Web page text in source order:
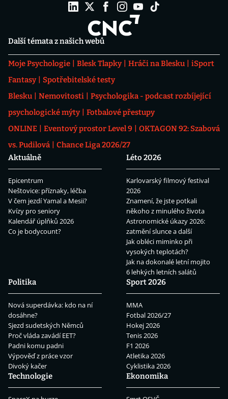
Další témata z našich webů
Moje Psychologie Blesk Tlapky Hráči na Blesku
iSport
Fantasy
Spotřebitelské testy
Blesku
Nemovitosti
Psychologika - podcast rozbíjející
psychologické mýty
Fotbalové přestupy
ONLINE
Eventový prostor Level 9
OKTAGON 92: Szabová
vs. Pudilová
Chance Liga 2026/27
Aktuálně
Epicentrum
Neštovice: příznaky, léčba
V čem jezdí Yamal a Mesii?
Kvízy pro seniory
Kalendář úplňků 2026
Co je bodycount?
Léto 2026
Karlovarský filmový festival
2026
Znamení, že jste potkali
někoho z minulého života
Astronomické úkazy 2026:
zatmění slunce a další
Jak obléci miminko při
vysokých teplotách?
Jak na dokonalé letní mojito
6 lehkých letních salátů
Politika
Nová superdávka: kdo na ní
dosáhne?
Sjezd sudetských Němců
Proč vláda zavádí EET?
Padni komu padni
Výpověď z práce vzor
Divoký kačer
Sport 2026
MMA
Fotbal 2026/27
Hokej 2026
Tenis 2026
F1 2026
Atletika 2026
Cyklistika 2026
Technologie
Ekonomika